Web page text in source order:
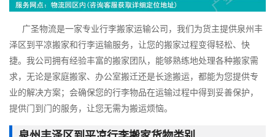
广圣物流是一家专业行李搬家运输公司，我们为货主提供泉州丰
泽区到平凉搬家和行李运输服务，让您的搬家过程变得轻松、快
捷。我公司拥有经验丰富的搬家团队，能够熟练地处理各种搬家需
求，无论是家庭搬家、办公室搬迁还是长途搬运，都能为您提供专
业的解决方案；会确保您的行李物品在运输过程中得到妥善保护，
提供门到门的服务，让您无需为搬运烦恼。